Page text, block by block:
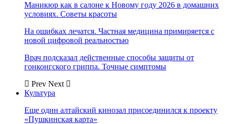
Маникюр как в салоне к Новому году 2026 в домашних
условиях. Советы красоты
На ошибках лечатся. Частная медицина примиряется с
новой цифровой реальностью
Врач подсказал действенные способы защиты от
гонконгского гриппа. Точные симптомы
Prev Next
Культура
Еще один алтайский кинозал присоединился к проекту
«Пушкинская карта»